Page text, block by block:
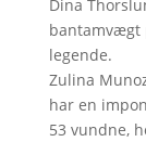
Dina
bantamvægt
legende.
Zulina
har en
53 vundne,